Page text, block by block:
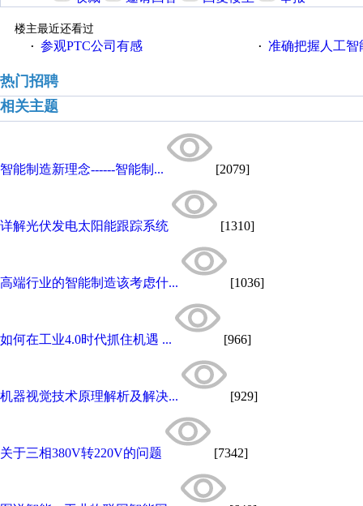
楼主最近还看过
· 参观PTC公司有感 · 准确把握人工
热门招聘
相关主题
智能制造新理念------智能制... [2079]
详解光伏发电太阳能跟踪系统 [1310]
高端行业的智能制造该考虑什... [1036]
如何在工业4.0时代抓住机遇 ... [966]
机器视觉技术原理解析及解决... [929]
关于三相380V转220V的问题 [7342]